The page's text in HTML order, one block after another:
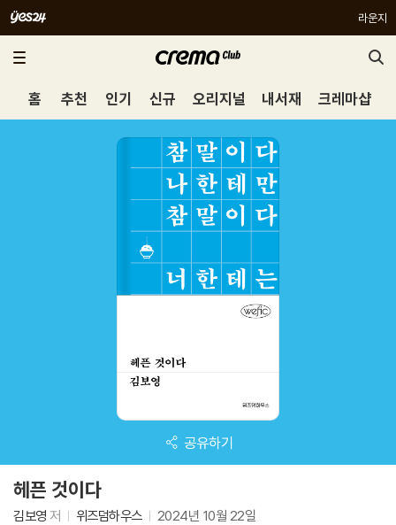
라운지
홈 추천 인기 신규 오리지널 내서재 크레마샵
공유하기
헤픈 것이다
김보영 저 위즈덤하우스 2024년 10월 22일